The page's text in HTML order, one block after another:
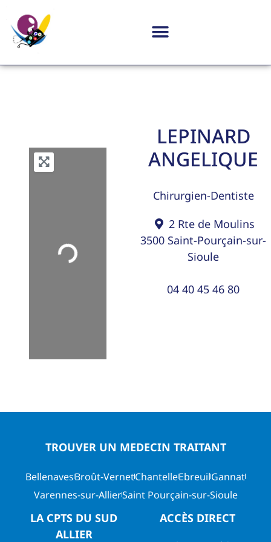
Loading...
LEPINARD
ANGELIQUE
Chirurgien-Dentiste
2 Rte de Moulins
3500 Saint-Pourçain-sur-
Sioule
04 40 45 46 80
TROUVER UN MEDECIN TRAITANT
BellenavesBroût-VernetChantelleEbreuilGannat
Varennes-sur-AllierSaint Pourçain-sur-Sioule
LA CPTS DU SUD
ALLIER
ACCÈS DIRECT